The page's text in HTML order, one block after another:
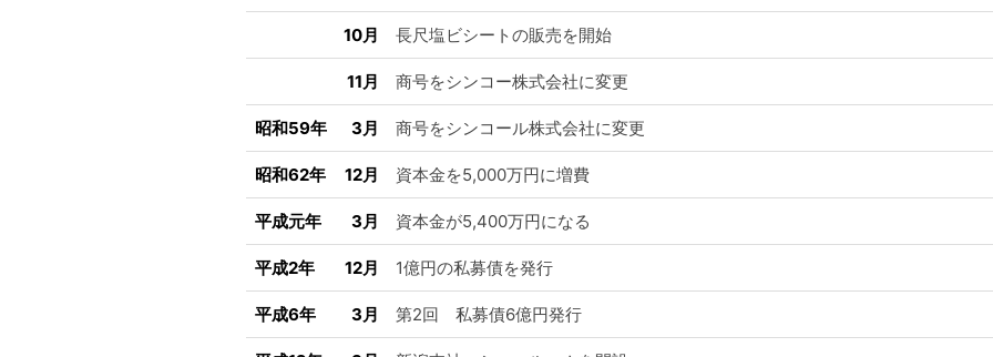
10月 長尺塩ビシートの販売を開始
11月 商号をシンコー株式会社に変更
昭和59年 3月 商号をシンコール株式会社に変更
昭和62年 12月 資本金を5,000万円に増費
平成元年 3月 資本金が5,400万円になる
平成2年 12月 1億円の私募債を発行
平成6年 3月 第2回 私募債6億円発行